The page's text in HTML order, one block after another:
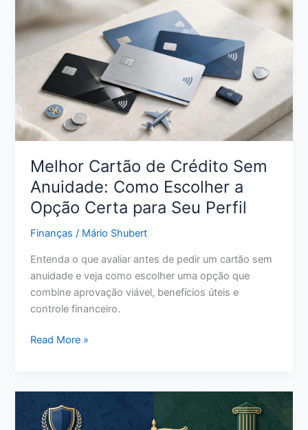
Pouco
Dinheiro:
Reais
para
Sair
da
Inadimplência
Melhor Cartão de Crédito Sem
Anuidade: Como Escolher a
Opção Certa para Seu Perfil
Finanças / Mário Shubert
Entenda o que avaliar antes de pedir um cartão sem
anuidade e veja como escolher uma opção que
combine aprovação viável, benefícios úteis e
controle financeiro.
Melhor
Crédito
Sem
Anuidade:
Read More »